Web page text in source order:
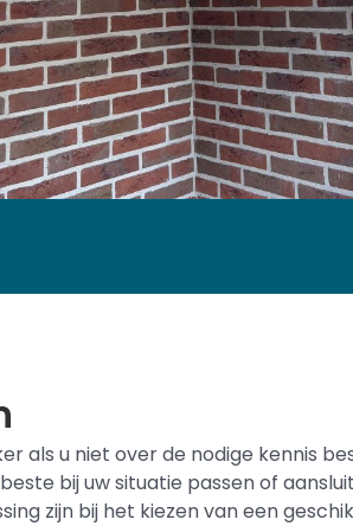
als u niet over de nodige kennis
bij uw situatie passen of
zijn bij het kiezen van een